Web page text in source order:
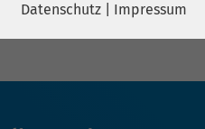
Dublin 4 Irland
Datenschutz Impressum